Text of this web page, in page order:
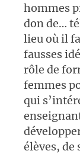
hommes
don de…
lieu où il
fausses
rôle de
femmes
qui
élèves,